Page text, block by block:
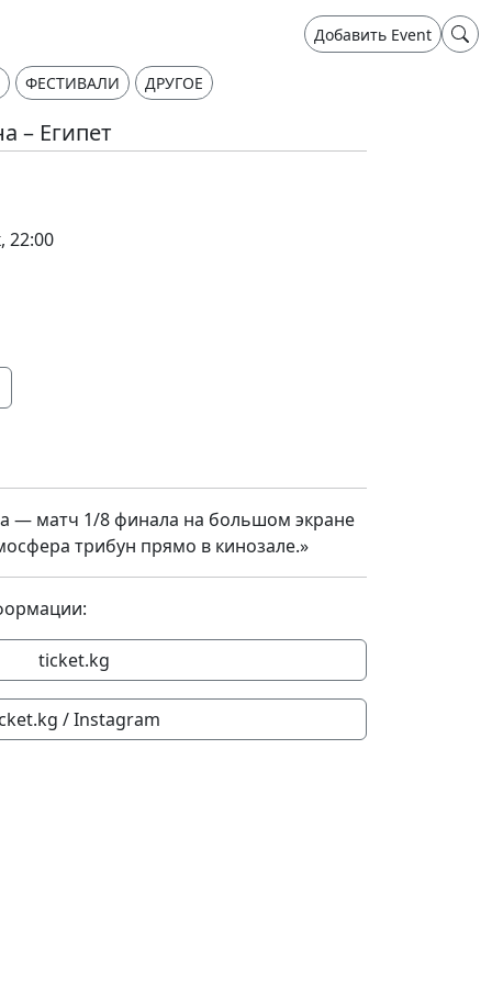
Добавить Event
ФЕСТИВАЛИ ДРУГОЕ
– Египет
22:00
— матч 1/8 финала на большом экране
трибун прямо в кинозале.»
ticket.kg
/ Instagram